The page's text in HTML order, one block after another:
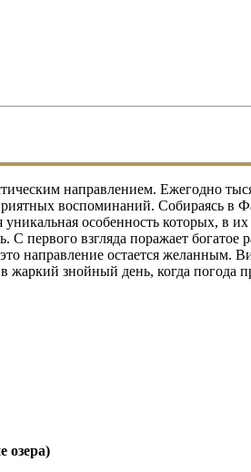
направлением. Ежегодно
воспоминаний. Собираясь в
особенность которых, в
первого взгляда поражает
направление остается желанным.
знойный день, когда погода
озера)